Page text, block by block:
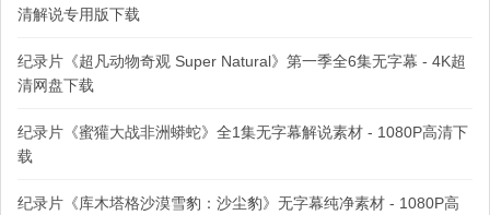
清解说专用版下载
纪录片《超凡动物奇观 Super Natural》第一季全6集无字幕 - 4K超
清网盘下载
纪录片《蜜獾大战非洲蟒蛇》全1集无字幕解说素材 - 1080P高清下
载
纪录片《库木塔格沙漠雪豹：沙尘豹》无字幕纯净素材 - 1080P高